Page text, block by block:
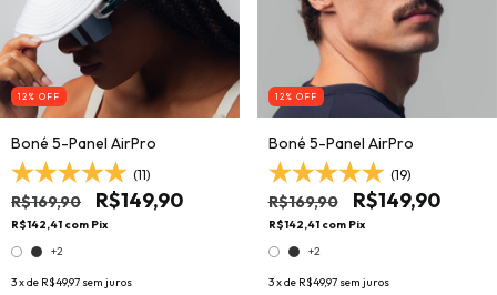
12 % OFF
Boné 5-Panel AirPro
(11)
R$169,90 R$149,90
R$142,41 com Pix
+2
3x de R$49,97 sem juros
12 % OFF
Boné 5-Panel AirPro
(19)
R$169,90 R$149,90
R$142,41 com Pix
+2
3x de R$49,97 sem juros